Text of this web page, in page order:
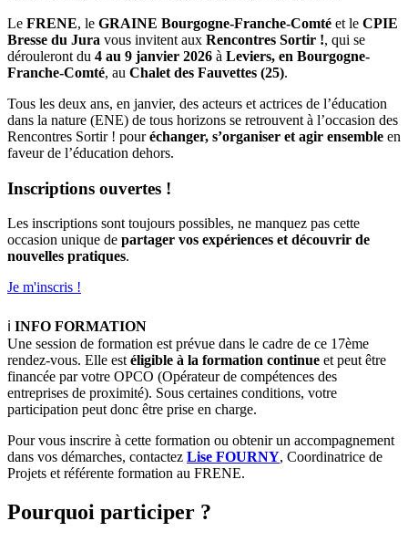
Le FRENE, le GRAINE Bourgogne-Franche-Comté et le CPIE
Bresse du Jura vous invitent aux Rencontres Sortir !, qui se
dérouleront du 4 au 9 janvier 2026 à Leviers, en Bourgogne-
Franche-Comté, au Chalet des Fauvettes (25).
Tous les deux ans, en janvier, des acteurs et actrices de l’éducation
dans la nature (ENE) de tous horizons se retrouvent à l’occasion des
Rencontres Sortir ! pouréchanger, s’organiser et agir ensemble en
faveur de l’éducation dehors.
Inscriptions ouvertes !
Les inscriptions sont toujours possibles, ne manquez pas cette
occasion unique de partager vos expériences et découvrir de
nouvelles pratiques.
Je m'inscris !
ℹ️ INFO FORMATION
Une session de formation est prévue dans le cadre de ce 17ème
rendez-vous. Elle est éligible à la formation continue et peut être
financée par votre OPCO (Opérateur de compétences des
entreprises de proximité). Sous certaines conditions, votre
participation peut donc être prise en charge.
Pour vous inscrire à cette formation ou obtenir un accompagnement
dans vos démarches, contactez Lise FOURNY, Coordinatrice de
Projets et référente formation au FRENE.
Pourquoi participer ?